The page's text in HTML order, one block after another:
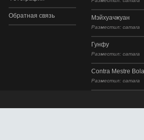
Обратная связь Мэйхуачжуан
Разместил: camara
Гунфу
Разместил: camara
Contra Mestre Bola
Разместил: camara